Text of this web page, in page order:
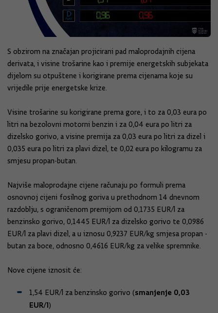
S obzirom na značajan projicirani pad maloprodajnih cijena
derivata, i visine trošarine kao i premije energetskih subjekata
dijelom su otpuštene i korigirane prema cijenama koje su
vrijedile prije energetske krize.
Visine trošarine su korigirane prema gore, i to za 0,03 eura po
litri na bezolovni motorni benzin i za 0,04 eura po litri za
dizelsko gorivo, a visine premija za 0,03 eura po litri za dizel i
0,035 eura po litri za plavi dizel, te 0,02 eura po kilogramu za
smjesu propan-butan.
Najviše maloprodajne cijene računaju po formuli prema
osnovnoj cijeni fosilnog goriva u prethodnom 14 dnevnom
razdoblju, s ograničenom premijom od 0,1735 EUR/l za
benzinsko gorivo, 0,1445 EUR/l za dizelsko gorivo te 0,0986
EUR/l za plavi dizel, a u iznosu 0,9237 EUR/kg smjesa propan -
butan za boce, odnosno 0,4616 EUR/kg za velike spremnike.
Nove cijene iznosit će:
1,54 EUR/l za benzinsko gorivo (smanjenje 0,03
EUR/l)